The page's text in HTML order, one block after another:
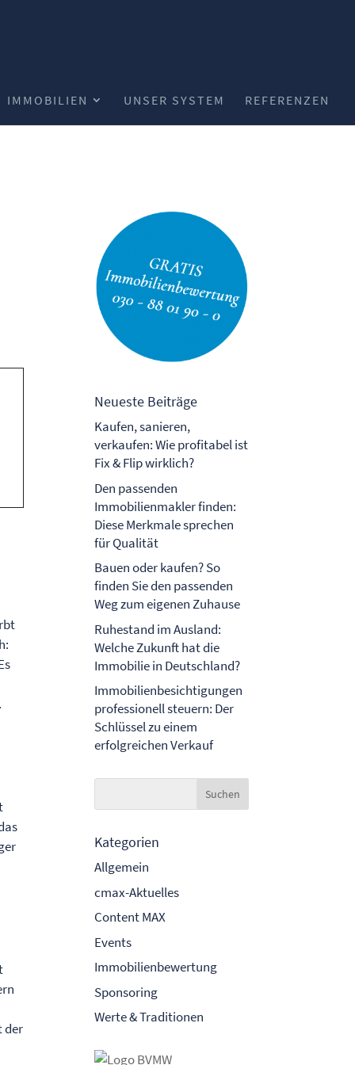
IMMOBILIEN UNSER SYSTEM REFERENZEN
der
Neueste Beiträge
Kaufen, sanieren,
verkaufen: Wie profitabel ist
Fix & Flip wirklich?
Den passenden
Immobilienmakler finden:
Diese Merkmale sprechen
für Qualität
Bauen oder kaufen? So
finden Sie den passenden
Weg zum eigenen Zuhause
Ruhestand im Ausland:
Welche Zukunft hat die
Immobilie in Deutschland?
Immobilienbesichtigungen
professionell steuern: Der
Schlüssel zu einem
erfolgreichen Verkauf
Kategorien
Allgemein
cmax-Aktuelles
Content MAX
Events
Immobilienbewertung
Sponsoring
Werte & Traditionen